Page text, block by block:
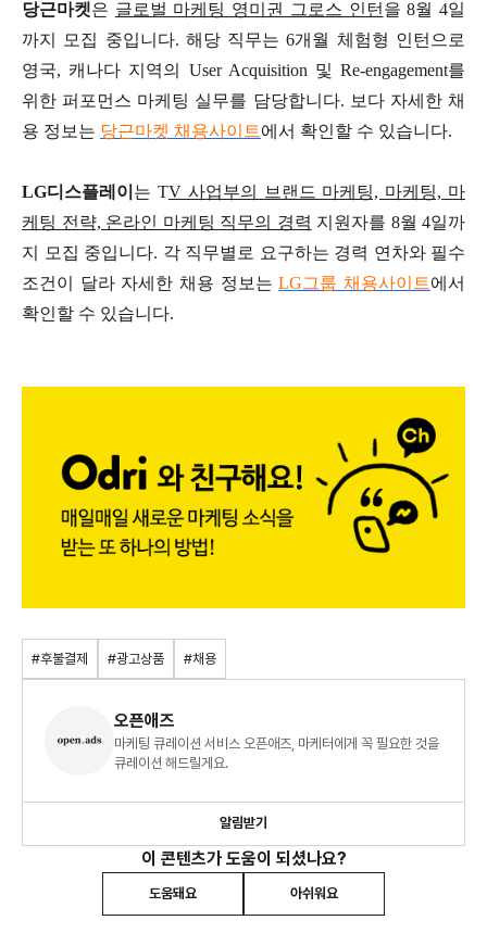
당근마켓은 글로벌 마케팅 영미권 그로스 인턴 을 8월 4일
까지 모집 중입니다. 해당 직무는 6개월 체험형 인턴으로
영국, 캐나다 지역의 User Acquisition 및 Re-engagement를
위한 퍼포먼스 마케팅 실무를 담당합니다. 보다 자세한 채
용 정보는 당근마켓 채용사이트에서 확인할 수 있습니다.
LG디스플레이 는 TV 사업부의 브랜드 마케팅, 마케팅, 마
케팅 전략, 온라인 마케팅 직무의 경력 지원자를 8월 4일까
지 모집 중입니다. 각 직무별로 요구하는 경력 연차와 필수
조건이 달라 자세한 채용 정보는LG그룹 채용사이트에서
확인할 수 있습니다.
#후불결제 #광고상품 #채용
오픈애즈
마케팅 큐레이션 서비스 오픈애즈, 마케터에게 꼭 필요한 것을
큐레이션 해드릴게요.
알림받기
이 콘텐츠가 도움이 되셨나요?
도움돼요 아쉬워요